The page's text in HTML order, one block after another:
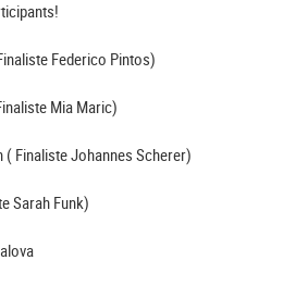
Federico Pintos)
Mia Maric)
( Finaliste Johannes Scherer)
Sarah Funk)